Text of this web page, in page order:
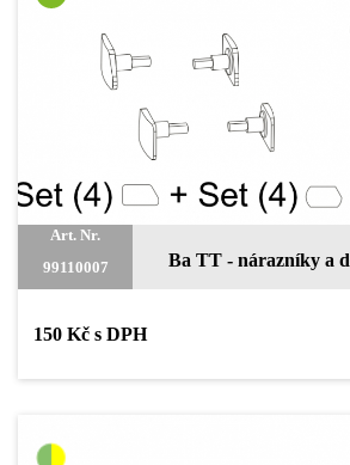
Art. Nr.
99110007
Ba TT - nárazníky a
150 Kč s DPH